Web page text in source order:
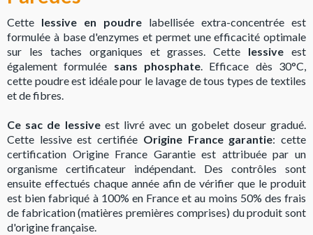
Cette lessive en poudre labellisée extra-concentrée est
formulée à base d'enzymes et permet une efficacité optimale
sur les taches organiques et grasses. Cette lessive est
également formulée sans phosphate. Efficace dès 30°C,
cette poudre est idéale pour le lavage de tous types de textiles
et de fibres.
Ce sac de lessiveest livré avec un gobelet doseur gradué.
Cette lessive est certifiée Origine France garantie: cette
certification Origine France Garantie est attribuée par un
organisme certificateur indépendant. Des contrôles sont
ensuite effectués chaque année afin de vérifier que le produit
est bien fabriqué à 100% en France et au moins 50% des frais
de fabrication (matières premières comprises) du produit sont
d'origine française.